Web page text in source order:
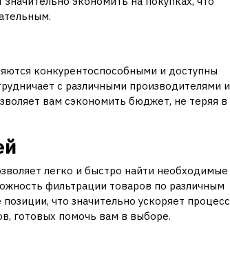
конкурентоспособными и доступны
с различными производителями и
вам сэкономить бюджет, не теряя в
легко и быстро найти необходимые
фильтрации товаров по различным
что значительно ускоряет процесс
готовых помочь вам в выборе.